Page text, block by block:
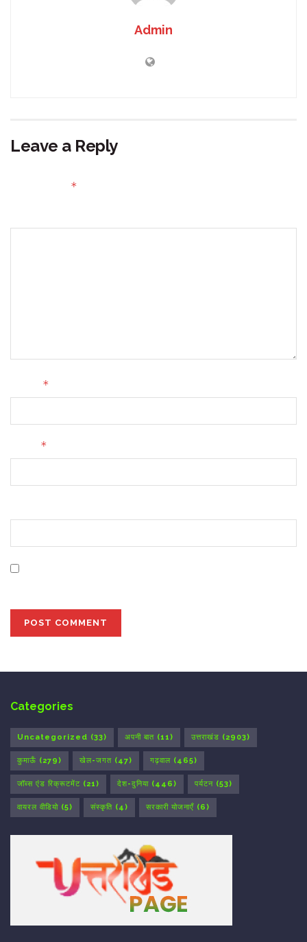
Admin
Leave a Reply
*
*
*
Categories
Uncategorized (33) अपनी बात (11) उत्तराखंड (2903)
कुमाऊँ (279) खेल-जगत (47) गढ़वाल (465)
जॉब्स एंड रिक्रूटमेंट (21) देश-दुनिया (446) पर्यटन (53)
वायरल वीडियो (5) संस्कृति (4) सरकारी योजनाएँ (6)